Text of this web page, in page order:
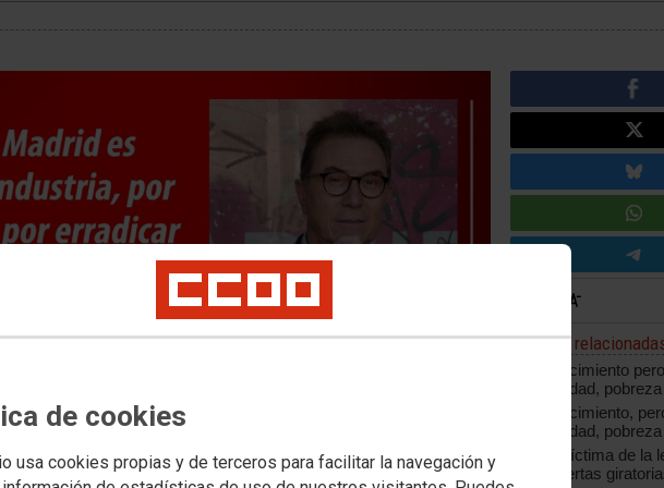
de cookies
usa cookies propias y de terceros para facilitar la navegación y
de diciembre de 2020
Noticias
Más crecimiento
desigualdad,
Más crecimiento,
desigualdad,
Galán, víctima de la
y las puertas